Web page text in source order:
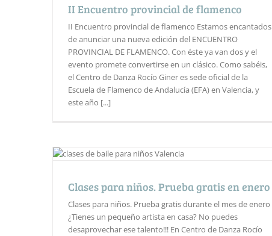
II Encuentro provincial de flamenco
II Encuentro provincial de flamenco Estamos encantados
de anunciar una nueva edición del ENCUENTRO
PROVINCIAL DE FLAMENCO. Con éste ya van dos y el
evento promete convertirse en un clásico. Como sabéis,
el Centro de Danza Rocío Giner es sede oficial de la
Escuela de Flamenco de Andalucía (EFA) en Valencia, y
este año [...]
Clases para niños. Prueba gratis en enero
Clases para niños. Prueba gratis durante el mes de enero
¿Tienes un pequeño artista en casa? No puedes
desaprovechar ese talento!!! En Centro de Danza Rocío